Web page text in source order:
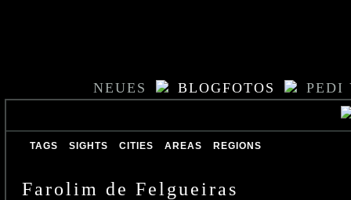
NEUES BLOGFOTOS PEDI
TAGS SIGHTS CITIES AREAS REGIONS
Farolim de Felgueiras